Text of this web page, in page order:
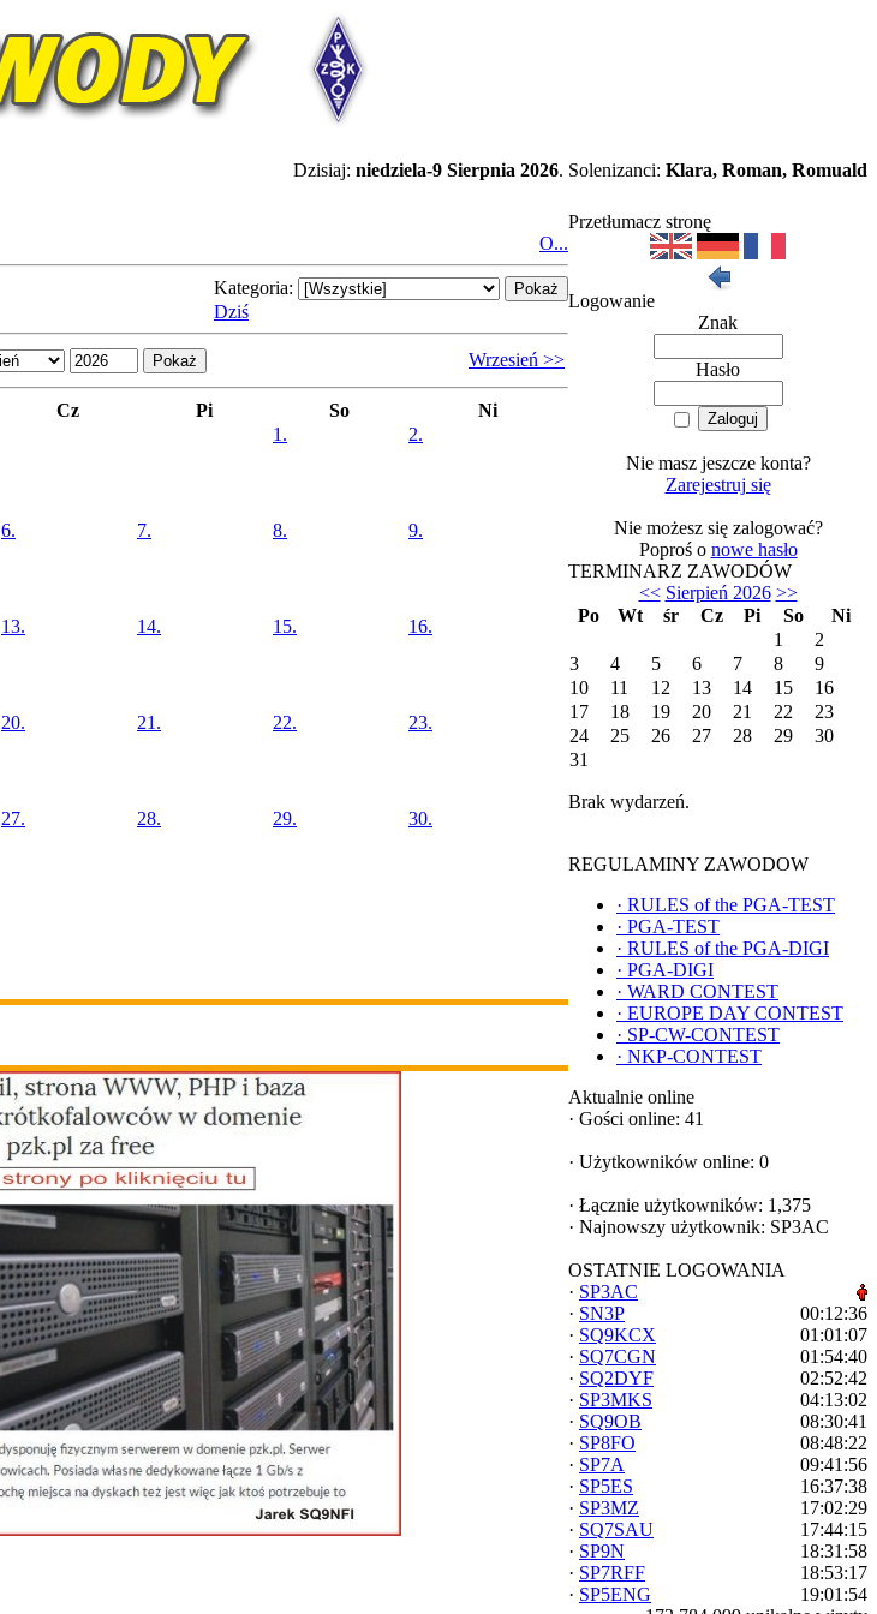
Dzisiaj: niedziela-9 Sierpnia 2026. Solenizanci: Klara, Roman, Romuald
O...
Kategoria:
Dziś
Wrzesień >>
Cz Pi So
Ni
1.
2.
6. 7. 8. 9.
13. 14. 15. 16.
20. 21. 22. 23.
27. 28. 29. 30.
Przetłumacz stronę
Logowanie
Znak
Hasło
Nie masz jeszcze konta?
Zarejestruj się
Nie możesz się zalogować?
Poproś o nowe hasło
TERMINARZ ZAWODÓW
<< Sierpień 2026 >>
Po
Wt śr Cz Pi So
Ni
1
2
3
4 5 6 7 8
9
10
11 12 13 14 15
16
17
18 19 20 21 22
23
24
25 26 27 28 29
30
31
Brak wydarzeń.
REGULAMINY ZAWODOW
· RULES of the PGA-TEST
· PGA-TEST
· RULES of the PGA-DIGI
· PGA-DIGI
· WARD CONTEST
· EUROPE DAY CONTEST
· SP-CW-CONTEST
· NKP-CONTEST
Aktualnie online
· Gości online: 41
· Użytkowników online: 0
· Łącznie użytkowników: 1,375
· Najnowszy użytkownik: SP3AC
OSTATNIE LOGOWANIA
· SP3AC
· SN3P
00:12:36
· SQ9KCX
01:01:07
· SQ7CGN
01:54:40
· SQ2DYF
02:52:42
· SP3MKS
04:13:02
· SQ9OB
08:30:41
· SP8FO
08:48:22
· SP7A
09:41:56
· SP5ES
16:37:38
· SP3MZ
17:02:29
· SQ7SAU
17:44:15
· SP9N
18:31:58
· SP7RFF
18:53:17
· SP5ENG
19:01:54